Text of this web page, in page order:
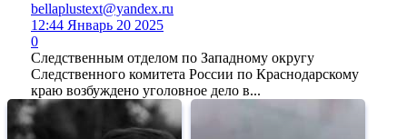
bellaplustext@yandex.ru
12:44 Январь 20 2025
0
Следственным отделом по Западному округу
Следственного комитета России по Краснодарскому
краю возбуждено уголовное дело в...